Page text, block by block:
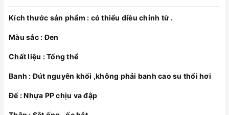
Kích thước sản phẩm : có thiểu điều chỉnh từ .
Màu sắc : Đen
Chất liệu : Tổng thể
Banh : Đút nguyên khối ,không phải banh cao su thổi hơi
Đế : Nhựa PP chịu va đập